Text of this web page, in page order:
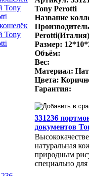
Tony Perotti
Название
Perotti(Италия)
Размер:
Объём:
Вес:
Материал:
Цвета:
Гарантия:
331236
документов
натуральная
природным
специально